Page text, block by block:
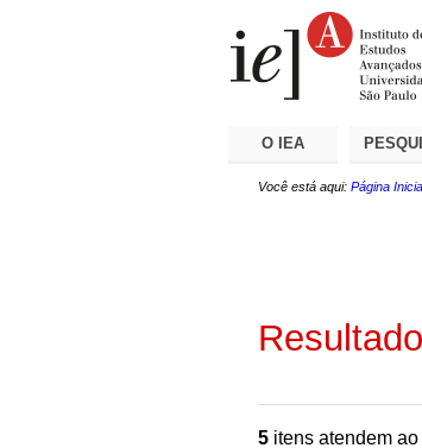
O IEA
Você está aqui: Página
5 itens atendem